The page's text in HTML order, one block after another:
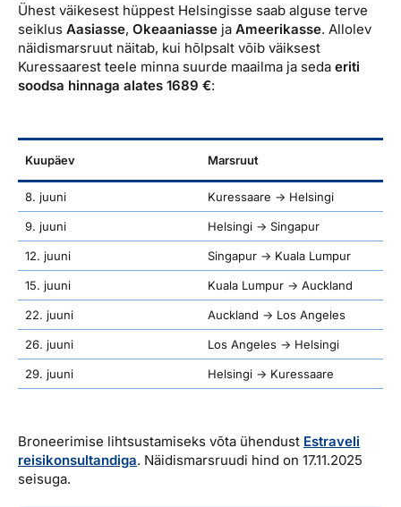
Ühest väikesest hüppest Helsingisse saab alguse terve
seiklus Aasiasse, Okeaaniasse ja Ameerikasse. Allolev
näidismarsruut näitab, kui hõlpsalt võib väiksest
Kuressaarest teele minna suurde maailma ja seda eriti
soodsa hinnaga alates 1689 €:
Kuupäev Marsruut
8. juuni Kuressaare → Helsingi
9. juuni Helsingi → Singapur
12. juuni Singapur → Kuala Lumpur
15. juuni Kuala Lumpur → Auckland
22. juuni Auckland → Los Angeles
26. juuni Los Angeles → Helsingi
29. juuni Helsingi → Kuressaare
Broneerimise lihtsustamiseks võta ühendust Estraveli
reisikonsultandiga. Näidismarsruudi hind on 17.11.2025
seisuga.